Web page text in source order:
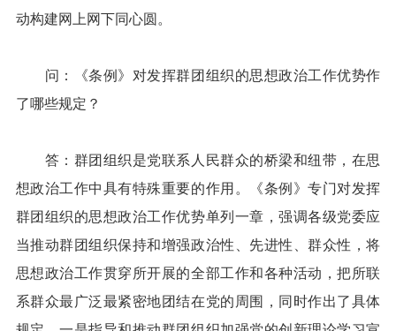
动构建网上网下同心圆。
问：《条例》对发挥群团组织的思想政治工作优势作
了哪些规定？
答：群团组织是党联系人民群众的桥梁和纽带，在思
想政治工作中具有特殊重要的作用。《条例》专门对发挥
群团组织的思想政治工作优势单列一章，强调各级党委应
当推动群团组织保持和增强政治性、先进性、群众性，将
思想政治工作贯穿所开展的全部工作和各种活动，把所联
系群众最广泛最紧密地团结在党的周围，同时作出了具体